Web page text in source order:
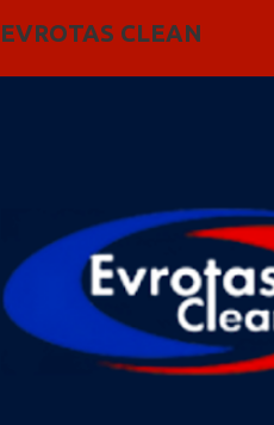
EVROTAS CLEAN